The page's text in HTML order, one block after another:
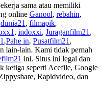
sama atau memiliki
online Ganool, rebahin,
dunia21 , filmapik,
, indoxxi, Juraganfilm21 ,
,Pahe in, Pusatfilm21 ,
lain-lain. Kami tidak pernah
ini. Situs ini legal dan
ketiga seperti Acefile, Google
Rapidvideo, dan